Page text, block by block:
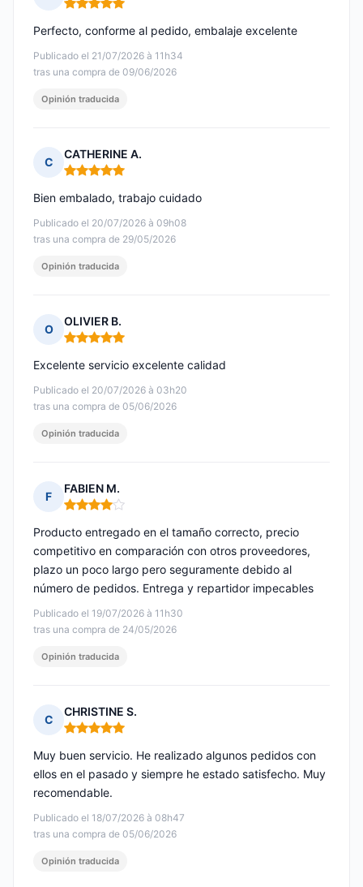
Nota: 5 de 5
Publicado el 21/07/2026 à 11h34
tras una compra de 09/06/2026
Perfecto, conforme al pedido, embalaje excelente
Opinión traducida
C
CATHERINE A.
Nota: 5 de 5
Publicado el 20/07/2026 à 09h08
tras una compra de 29/05/2026
Bien embalado, trabajo cuidado
Opinión traducida
O
OLIVIER B.
Nota: 5 de 5
Publicado el 20/07/2026 à 03h20
tras una compra de 05/06/2026
Excelente servicio excelente calidad
Opinión traducida
F
FABIEN M.
Nota: 4 de 5
Publicado el 19/07/2026 à 11h30
tras una compra de 24/05/2026
Producto entregado en el tamaño correcto, precio
competitivo en comparación con otros proveedores,
plazo un poco largo pero seguramente debido al
número de pedidos. Entrega y repartidor impecables
Opinión traducida
C
CHRISTINE S.
Nota: 5 de 5
Publicado el 18/07/2026 à 08h47
tras una compra de 05/06/2026
Muy buen servicio. He realizado algunos pedidos con
ellos en el pasado y siempre he estado satisfecho. Muy
recomendable.
Opinión traducida